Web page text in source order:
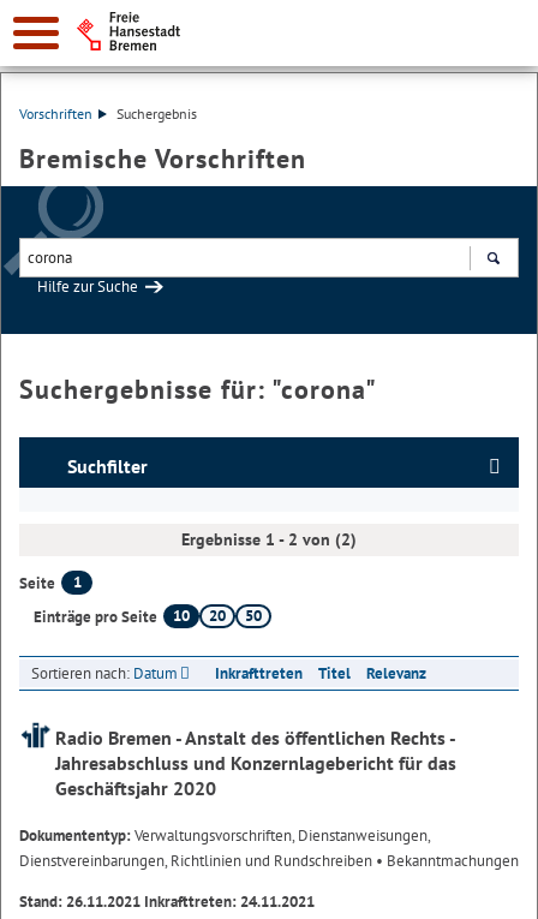
Vorschriften Suchergebnis
Bremische Vorschriften
Hilfe zur Suche
Suchergebnisse für: "corona"
Suchfilter
Ergebnisse 1 - 2 von (2)
Seite
1
Einträge pro Seite
10 20 50
Sortieren nach: Datum Inkrafttreten Titel Relevanz
Radio Bremen - Anstalt des öffentlichen Rechts -
Jahresabschluss und Konzernlagebericht für das
Geschäftsjahr 2020
Dokumententyp:Verwaltungsvorschriften, Dienstanweisungen,
Dienstvereinbarungen, Richtlinien und Rundschreiben • Bekanntmachungen
Stand: 26.11.2021 Inkrafttreten: 24.11.2021